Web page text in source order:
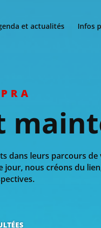
et actualités Infos
dans leurs parcours de
jour, nous créons du